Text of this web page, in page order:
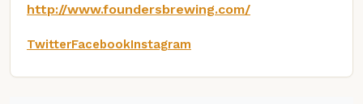
http://www.foundersbrewing.com/
TwitterFacebookInstagram